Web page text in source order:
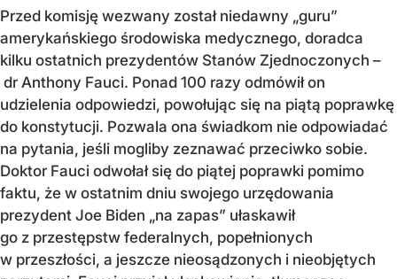
Przed komisję wezwany został niedawny „guru”
amerykańskiego środowiska medycznego, doradca
kilku ostatnich prezydentów Stanów Zjednoczonych –
dr Anthony Fauci. Ponad 100 razy odmówił on
udzielenia odpowiedzi, powołując się na piątą poprawkę
do konstytucji. Pozwala ona świadkom nie odpowiadać
na pytania, jeśli mogliby zeznawać przeciwko sobie.
Doktor Fauci odwołał się do piątej poprawki pomimo
faktu, że w ostatnim dniu swojego urzędowania
prezydent Joe Biden „na zapas” ułaskawił
go z przestępstw federalnych, popełnionych
w przeszłości, a jeszcze nieosądzonych i nieobjętych